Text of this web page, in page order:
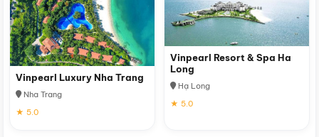
Vinpearl Luxury Nha Trang
Nha Trang
★ 5.0
Vinpearl Resort & Spa Ha
Long
Hạ Long
★ 5.0